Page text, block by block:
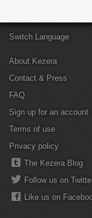
Switch Language
About Kezera
Contact & Press
FAQ
Sign up for an account
Terms of use
Privacy policy
The Kezera Blog
Follow us on
Like us on